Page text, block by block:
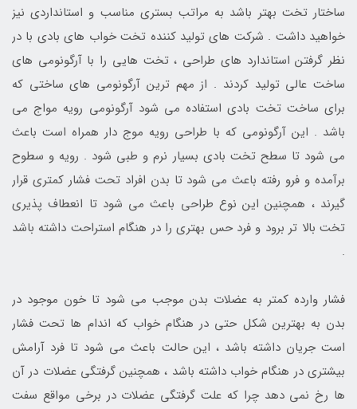
ساختار تخت بهتر باشد به مراتب بستری مناسب و استانداردی نیز
خواهید داشت . شرکت های تولید کننده تخت خواب های بادی با در
نظر گرفتن استاندارد های طراحی ، تخت هایی را با آرگونومی های
ساخت عالی تولید کردند . از مهم ترین آرگونومی های ساختی که
برای ساخت تخت بادی استفاده می شود آرگونومی رویه مواج می
باشد . این آرگونومی که با طراحی رویه موج دار همراه است باعث
می شود تا سطح تخت بادی بسیار نرم و طبی شود . رویه و سطوح
برآمده و فرو رفته باعث می شود تا بدن افراد تحت فشار کمتری قرار
گیرند ، همچنین این نوع طراحی باعث می شود تا انعطاف پذیری
تخت بالا تر برود و فرد حس بهتری را در هنگام استراحت داشته باشد
.
فشار وارده کمتر به عضلات بدن موجب می شود تا خون موجود در
بدن به بهترین شکل حتی در هنگام خواب که اندام ها تحت فشار
است جریان داشته باشد ، این حالت باعث می شود تا فرد آرامش
بیشتری در هنگام خواب داشته باشد ، همچنین گرفتگی عضلات در آن
ها رخ نمی دهد چرا که علت گرفتگی عضلات در برخی مواقع سفت